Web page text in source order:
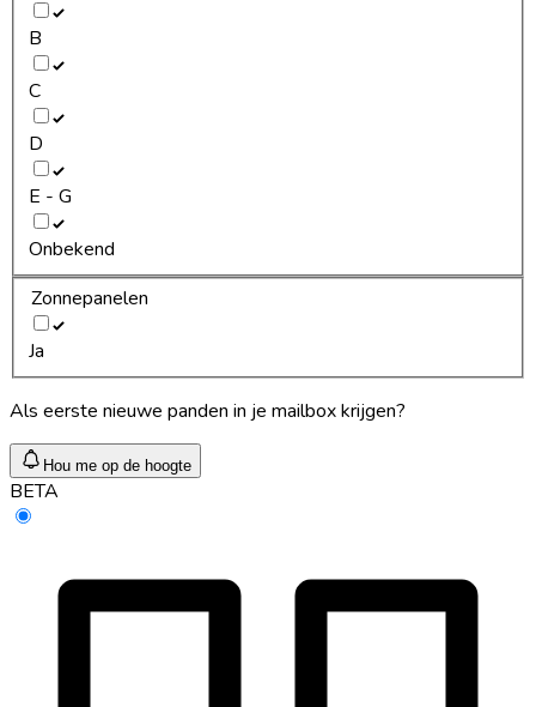
B
C
D
E - G
Onbekend
Zonnepanelen
Ja
Als eerste nieuwe panden in je mailbox krijgen?
Hou me op de hoogte
BETA